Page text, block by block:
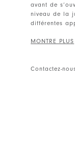
avant de
niveau de la
différentes
tissu. Le
pour une
Contactez-